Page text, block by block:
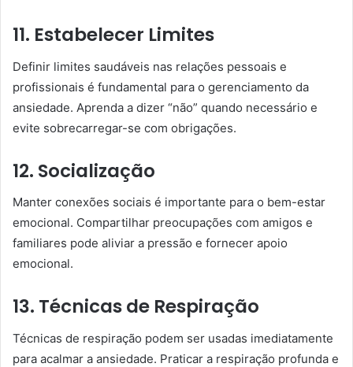
11. Estabelecer Limites
Definir limites saudáveis nas relações pessoais e
profissionais é fundamental para o gerenciamento da
ansiedade. Aprenda a dizer “não” quando necessário e
evite sobrecarregar-se com obrigações.
12. Socialização
Manter conexões sociais é importante para o bem-estar
emocional. Compartilhar preocupações com amigos e
familiares pode aliviar a pressão e fornecer apoio
emocional.
13. Técnicas de Respiração
Técnicas de respiração podem ser usadas imediatamente
para acalmar a ansiedade. Praticar a respiração profunda e